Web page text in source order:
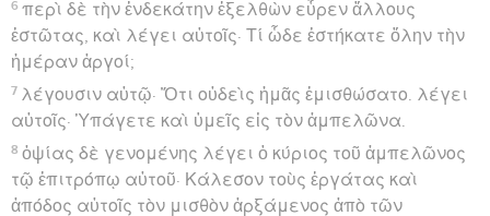
6 περὶ δὲ τὴν ἑνδεκάτην ἐξελθὼν εὗρεν ἄλλους
ἑστῶτας, καὶ λέγει αὐτοῖς· Τί ὧδε ἑστήκατε ὅλην τὴν
ἡμέραν ἀργοί;
7 λέγουσιν αὐτῷ· Ὅτι οὐδεὶς ἡμᾶς ἐμισθώσατο. λέγει
αὐτοῖς· Ὑπάγετε καὶ ὑμεῖς εἰς τὸν ἀμπελῶνα.
8 ὀψίας δὲ γενομένης λέγει ὁ κύριος τοῦ ἀμπελῶνος
τῷ ἐπιτρόπῳ αὐτοῦ· Κάλεσον τοὺς ἐργάτας καὶ
ἀπόδος αὐτοῖς τὸν μισθὸν ἀρξάμενος ἀπὸ τῶν